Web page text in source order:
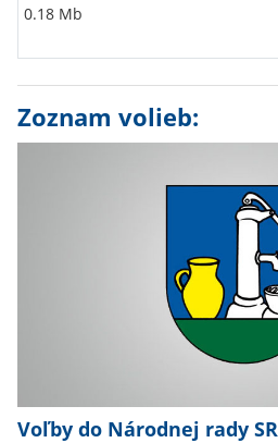
0.18 Mb
Zoznam volieb:
Voľby do Národnej rady SR